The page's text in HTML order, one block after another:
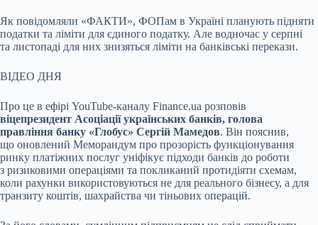
Як повідомляли «ФАКТИ», ФОПам в Україні планують підняти
податки та ліміти для єдиного податку. Але водночас у серпні
та листопаді для них знизяться ліміти на банківські перекази.
ВІДЕО ДНЯ
Про це в ефірі YouTube-каналу Finance.ua розповів
віцепрезидент Асоціації українських банків, голова
правління банку «Глобус» Сергій Мамедов. Він пояснив,
що оновлений Меморандум про прозорість функціонування
ринку платіжних послуг уніфікує підходи банків до роботи
з ризиковими операціями та покликаний протидіяти схемам,
коли рахунки використовуються не для реального бізнесу, а для
транзиту коштів, шахрайства чи тіньових операцій.